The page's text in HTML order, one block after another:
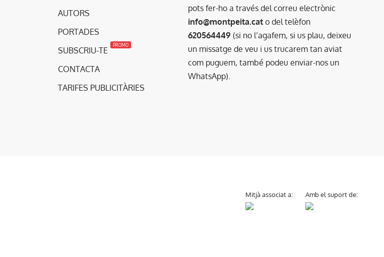
AUTORS
PORTADES
SUBSCRIU-TE
PROMO
CONTACTA
TARIFES PUBLICITÀRIES
pots fer-ho a través del correu electrònic
info@montpeita.cat o del telèfon
620564449 (si no l’agafem, si us plau, deixeu
un missatge de veu i us trucarem tan aviat
com puguem, també podeu enviar-nos un
WhatsApp).
Mitjà associat a: Amb el suport de: